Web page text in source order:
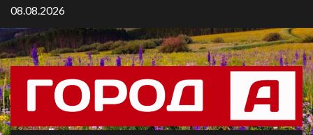
08.08.2026